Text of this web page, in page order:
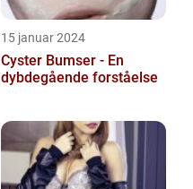
15 januar 2024
Cyster Bumser - En
dybdegående forståelse